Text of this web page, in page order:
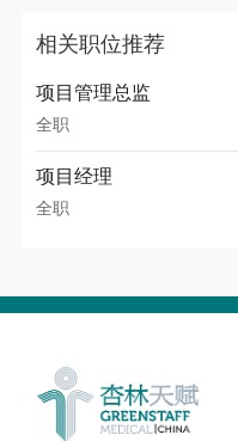
相关职位推荐
项目管理总监
全职
项目经理
全职